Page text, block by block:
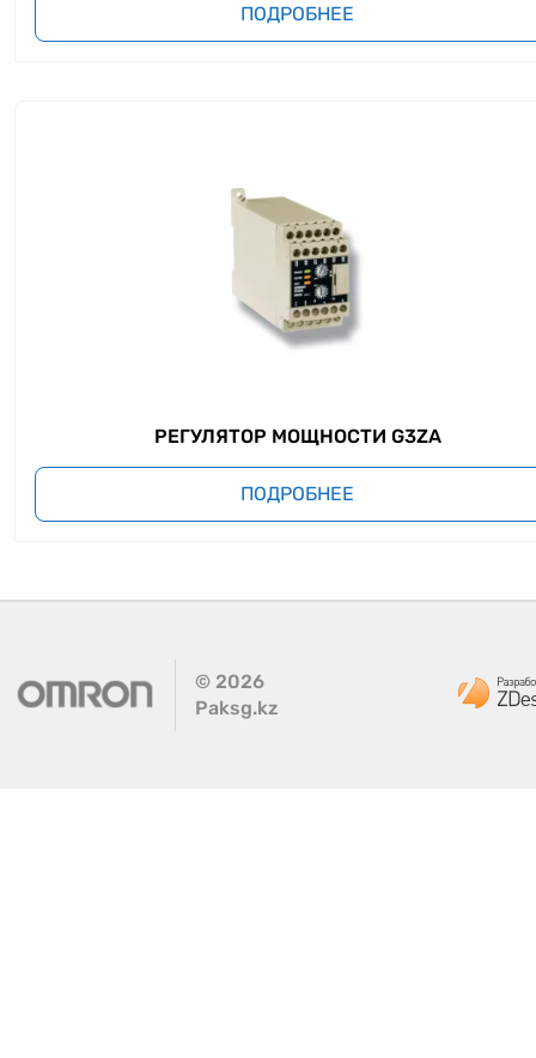
ПОДРОБНЕЕ
РЕГУЛЯТОР МОЩНОСТИ G3ZA
ПОДРОБНЕЕ
© 2026
Paksg.kz